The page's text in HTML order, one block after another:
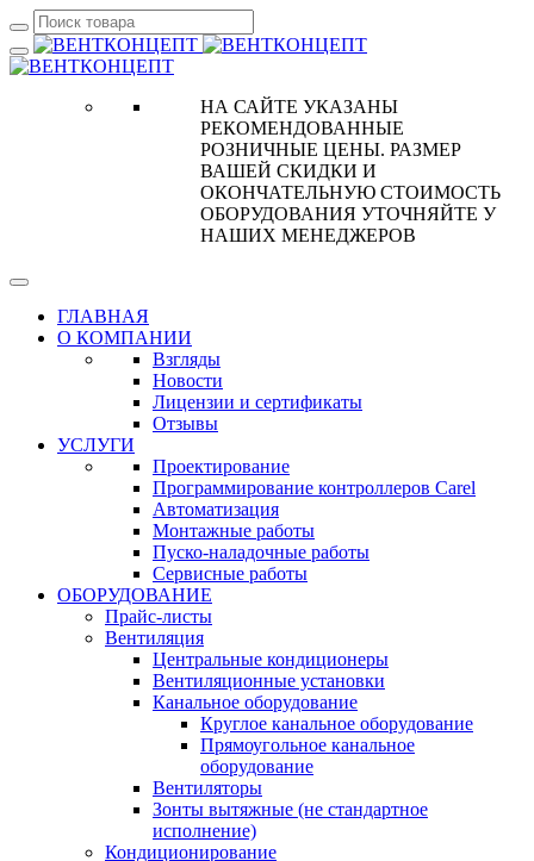
НА САЙТЕ УКАЗАНЫ
РЕКОМЕНДОВАННЫЕ
РОЗНИЧНЫЕ ЦЕНЫ. РАЗМЕР
ВАШЕЙ СКИДКИ И
ОКОНЧАТЕЛЬНУЮ СТОИМОСТЬ
ОБОРУДОВАНИЯ УТОЧНЯЙТЕ У
НАШИХ МЕНЕДЖЕРОВ
ГЛАВНАЯ
О КОМПАНИИ
Взгляды
Новости
Лицензии и сертификаты
Отзывы
УСЛУГИ
Проектирование
Программирование контроллеров Carel
Автоматизация
Монтажные работы
Пуско-наладочные работы
Сервисные работы
ОБОРУДОВАНИЕ
Прайс-листы
Вентиляция
Центральные кондиционеры
Вентиляционные установки
Канальное оборудование
Круглое канальное оборудование
Прямоугольное канальное
оборудование
Вентиляторы
Зонты вытяжные (не стандартное
исполнение)
Кондиционирование